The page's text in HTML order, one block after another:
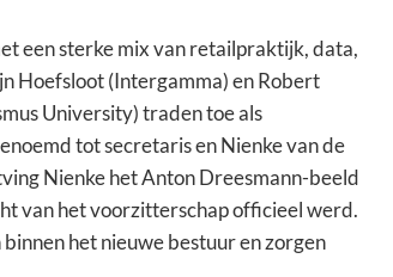
een sterke mix van retailpraktijk, data,
Hoefsloot (Intergamma) en Robert
University) traden toe als
tot secretaris en Nienke van de
Nienke het Anton Dreesmann-beeld
van het voorzitterschap officieel werd.
het nieuwe bestuur en zorgen